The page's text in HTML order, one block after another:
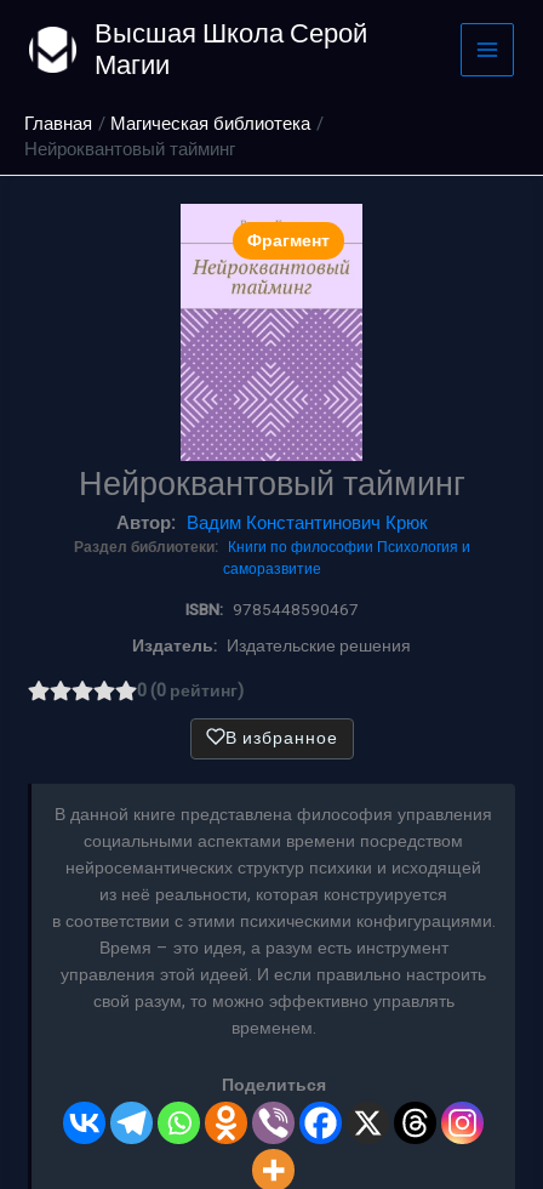
содержимому
Высшая Школа Серой
Магии
Главная
Магическая библиотека
Нейроквантовый тайминг
Фрагмент
Нейроквантовый тайминг
Автор: Вадим Константинович Крюк
Раздел библиотеки: Книги по философии Психология и
саморазвитие
ISBN: 9785448590467
Издатель: Издательские решения
0 (0 рейтинг)
В избранное
В данной книге представлена философия управления
социальными аспектами времени посредством
нейросемантических структур психики и исходящей
из неё реальности, которая конструируется
в соответствии с этими психическими конфигурациями.
Время – это идея, а разум есть инструмент
управления этой идеей. И если правильно настроить
свой разум, то можно эффективно управлять
временем.
Поделиться